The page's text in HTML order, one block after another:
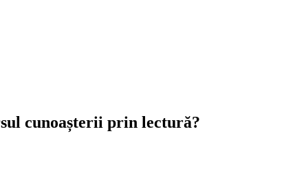
cunoașterii prin lectură?